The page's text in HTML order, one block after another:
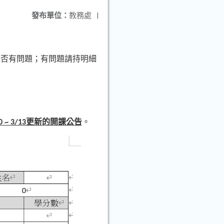
發布單位： 教務處 |
有問題；有問題請持明細
~ 3/13更新的開課公告。